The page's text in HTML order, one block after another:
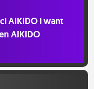
AIKIDO i want
AIKIDO